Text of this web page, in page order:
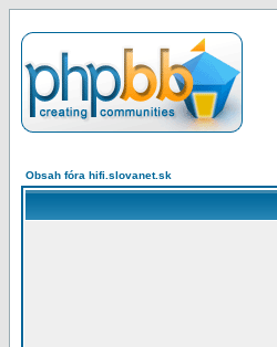
Obsah fóra hifi.slovanet.sk